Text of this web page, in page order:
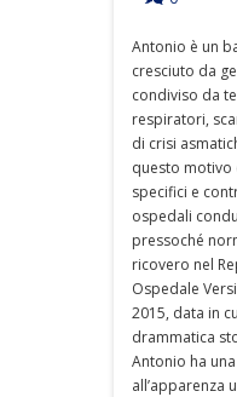
Antonio è un
cresciuto da
condiviso da
respiratori,
di crisi
questo motivo
specifici e
ospedali
pressoché
ricovero nel
Ospedale
2015, data in
drammatica
Antonio ha
all’apparenza